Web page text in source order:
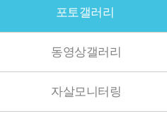
포토갤러리
동영상갤러리
자살모니터링